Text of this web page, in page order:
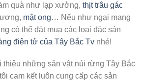
quà như lạp xưởng, thịt trâu gác
mật ong… Nếu như ngại mang
có thể đặt mua các loại đặc sản
điện tử của Tây Bắc Tv nhé!
những sản vật núi rừng Tây Bắc
cam kết luôn cung cấp các sản